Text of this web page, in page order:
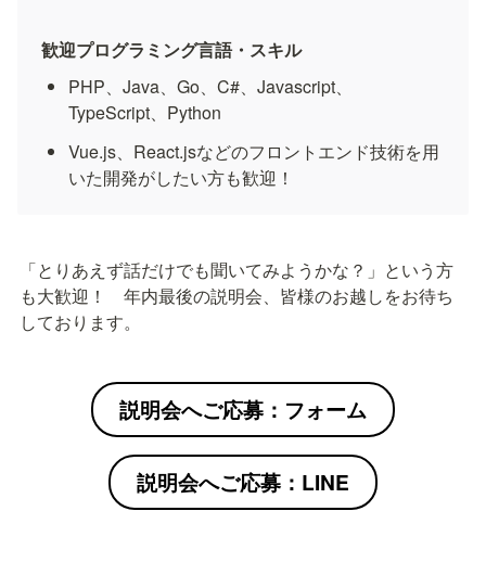
歓迎プログラミング言語・スキル
PHP、Java、Go、C#、Javascript、
TypeScript、Python
Vue.js、React.jsなどのフロントエンド技術を用
いた開発がしたい方も歓迎！
「とりあえず話だけでも聞いてみようかな？」という方
も大歓迎！　年内最後の説明会、皆様のお越しをお待ち
しております。
説明会へご応募：フォーム
説明会へご応募：LINE